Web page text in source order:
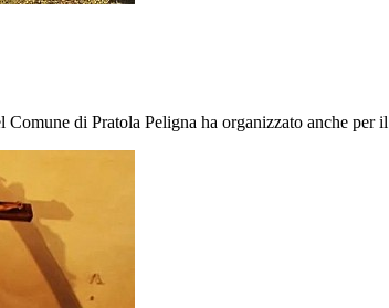
di Pratola Peligna ha organizzato anche per